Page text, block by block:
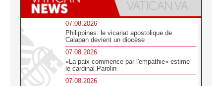
07.08.2026
Philippines: le vicariat apostolique de
Calapan devient un diocèse
07.08.2026
«La paix commence par l'empathie» estime
le cardinal Parolin
07.08.2026